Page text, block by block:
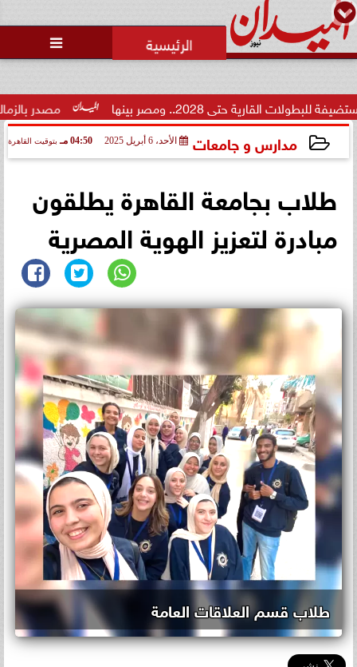

مصدر بالزمالك: حتى 2028.. ومصر بينها
مدارس و جامعات الأحد، 6 أبريل 2025 04:50 مـ بتوقيت القاهرة
طلاب بجامعة القاهرة يطلقون
مبادرة لتعزيز الهوية المصرية
طلاب قسم العلاقات العامة